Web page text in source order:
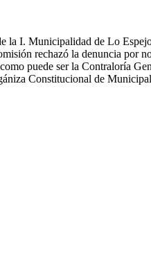
la I. Municipalidad de Lo
rechazó la denuncia por
puede ser la Contraloría
Constitucional de